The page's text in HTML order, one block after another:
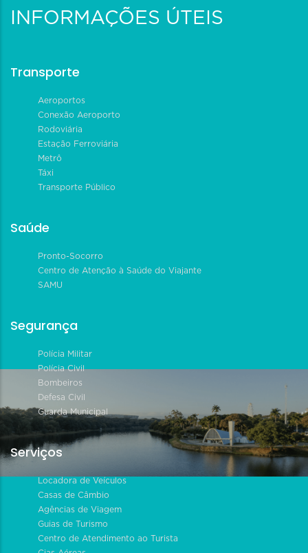
INFORMAÇÕES ÚTEIS
Transporte
Aeroportos
Conexão Aeroporto
Rodoviária
Estação Ferroviária
Metrô
Táxi
Transporte Público
Saúde
Pronto-Socorro
Centro de Atenção à Saúde do Viajante
SAMU
Segurança
Polícia Militar
Polícia Civil
Bombeiros
Defesa Civil
Guarda Municipal
Serviços
Locadora de Veículos
Casas de Câmbio
Agências de Viagem
Guias de Turismo
Centro de Atendimento ao Turista